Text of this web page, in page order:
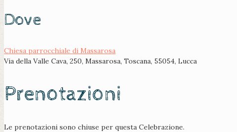
Dove
Chiesa parrocchiale di Massarosa
Via della Valle Cava, 250, Massarosa, Toscana, 55054, Lucca
Prenotazioni
Le prenotazioni sono chiuse per questa Celebrazione.